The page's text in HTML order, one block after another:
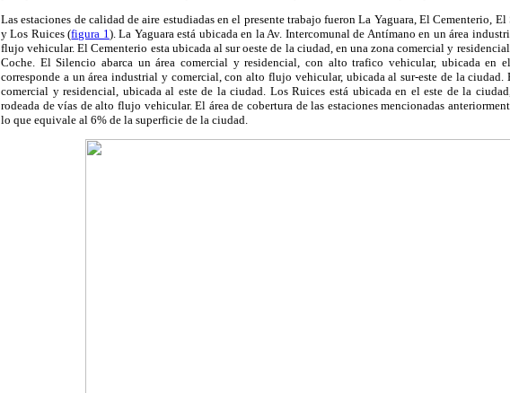
Las estaciones de calidad de aire estudiadas en el presente trabajo fueron La Yaguara, El Cementerio,
y Los Ruices (figura 1 ). La Yaguara está ubicada en la Av. Intercomunal de Antímano en un área
flujo vehicular. El Cementerio esta ubicada al sur oeste de la ciudad, en una zona comercial y
Coche. El Silencio abarca un área comercial y residencial, con alto trafico vehicular, ubicada en
corresponde a un área industrial y comercial, con alto flujo vehicular, ubicada al sur-este de la ciudad.
comercial y residencial, ubicada al este de la ciudad. Los Ruices está ubicada en el este de la
rodeada de vías de alto flujo vehicular. El área de cobertura de las estaciones mencionadas
lo que equivale al 6% de la superficie de la ciudad.